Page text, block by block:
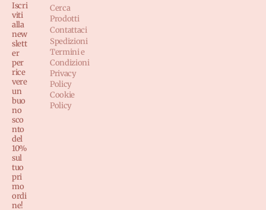
Iscri
viti
alla
new
slett
er
per
rice
vere
un
buo
no
sco
nto
del
10%
sul
tuo
pri
mo
ordi
ne!
Cerca
Prodotti
Contattaci
Spedizioni
Termini e
Condizioni
Privacy
Policy
Cookie
Policy